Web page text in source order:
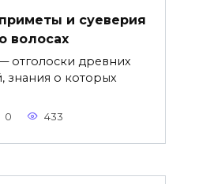
и суеверия
о волосах
отголоски древних
знания о которых
0 433